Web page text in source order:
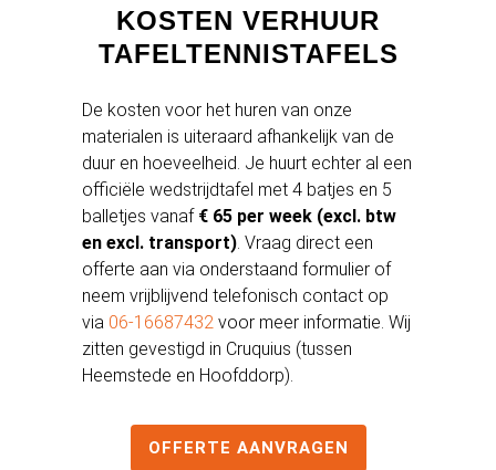
KOSTEN VERHUUR
TAFELTENNISTAFELS
De kosten voor het huren van onze
materialen is uiteraard afhankelijk van de
duur en hoeveelheid. Je huurt echter al een
officiële wedstrijdtafel met 4 batjes en 5
balletjes vanaf € 65 per week (excl. btw
en excl. transport). Vraag direct een
offerte aan via onderstaand formulier of
neem vrijblijvend telefonisch contact op
via 06-16687432 voor meer informatie. Wij
zitten gevestigd in Cruquius (tussen
Heemstede en Hoofddorp).
OFFERTE AANVRAGEN